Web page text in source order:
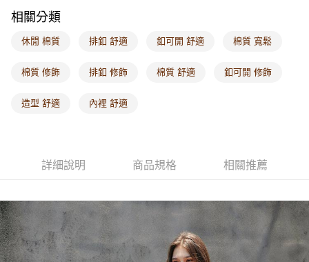
付款後門市自取
每筆NT$60，滿NT$1,000(含以上)免運費
相關分類
休閒 棉質 排釦 舒適 釦可開 舒適 棉質 寬鬆
棉質 修飾 排釦 修飾 棉質 舒適 釦可開 修飾
造型 舒適 內裡 舒適
詳細說明 商品規格 相關推薦